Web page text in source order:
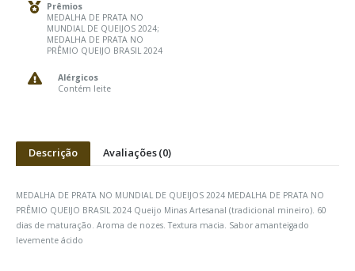
Prêmios
MEDALHA DE PRATA NO
MUNDIAL DE QUEIJOS 2024;
MEDALHA DE PRATA NO
PRÊMIO QUEIJO BRASIL 2024
Alérgicos
Contém leite
Descrição Avaliações (0)
MEDALHA DE PRATA NO MUNDIAL DE QUEIJOS 2024 MEDALHA DE PRATA NO
PRÊMIO QUEIJO BRASIL 2024 Queijo Minas Artesanal (tradicional mineiro). 60
dias de maturação. Aroma de nozes. Textura macia. Sabor amanteigado
levemente ácido